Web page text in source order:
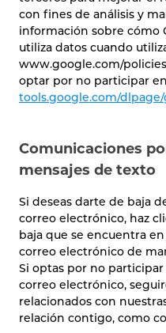
con fines de análisis y
información sobre cómo
utiliza datos cuando
www.google.com/
optar por no participar
tools.google.com/
Comunicaciones
mensajes de texto
Si deseas darte de baja
correo electrónico, haz
baja que se encuentra
correo electrónico de
Si optas por no
correo electrónico,
relacionados con
relación contigo, como